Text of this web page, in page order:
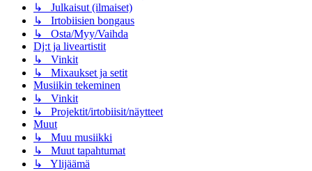
↳ Julkaisut (ilmaiset)
↳ Irtobiisien bongaus
↳ Osta/Myy/Vaihda
Dj:t ja liveartistit
↳ Vinkit
↳ Mixaukset ja setit
Musiikin tekeminen
↳ Vinkit
↳ Projektit/irtobiisit/näytteet
Muut
↳ Muu musiikki
↳ Muut tapahtumat
↳ Ylijäämä